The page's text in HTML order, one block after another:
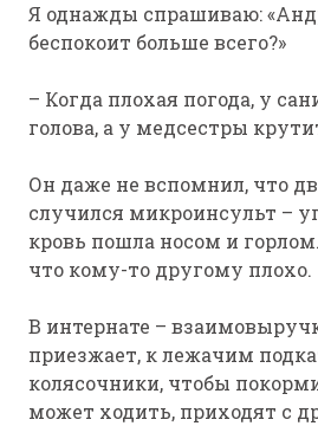
Я однажды спрашиваю:
беспокоит больше всего?»
– Когда плохая погода, у
голова, а у медсестры
Он даже не вспомнил, что
случился микроинсульт –
кровь пошла носом и
что кому-то другому плохо.
В интернате –
приезжает, к лежачим
колясочники, чтобы
может ходить, приходят с